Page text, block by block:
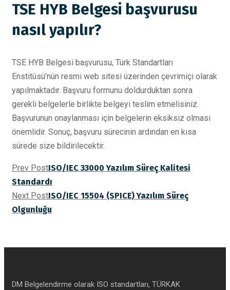
TSE HYB Belgesi başvurusu
nasıl yapılır?
TSE HYB Belgesi başvurusu, Türk Standartları
Enstitüsü’nün resmi web sitesi üzerinden çevrimiçi olarak
yapılmaktadır. Başvuru formunu doldurduktan sonra
gerekli belgelerle birlikte belgeyi teslim etmelisiniz.
Başvurunun onaylanması için belgelerin eksiksiz olması
önemlidir. Sonuç, başvuru sürecinin ardından en kısa
sürede size bildirilecektir.
Prev PostISO/IEC 33000 Yazılım Süreç Kalitesi
Standardı
Next PostISO/IEC 15504 (SPICE) Yazılım Süreç
Olgunluğu
DM Belgelendirme olarak ISO standartları, TÜRKAK